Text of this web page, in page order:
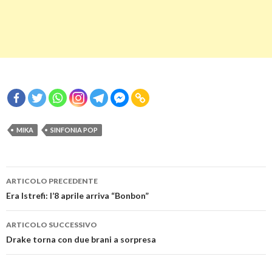
MIKA SINFONIA POP
Navigazione
articolo
ARTICOLO PRECEDENTE
Era Istrefi: l’8 aprile arriva “Bonbon”
ARTICOLO SUCCESSIVO
Drake torna con due brani a sorpresa